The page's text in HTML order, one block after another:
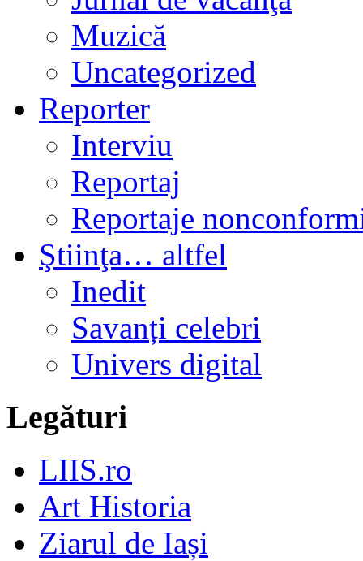
Muzică
Uncategorized
Reporter
Interviu
Reportaj
Reportaje
Ştiinţa… altfel
Inedit
Savanți celebri
Univers digital
Legături
LIIS.ro
Art Historia
Ziarul de Iași